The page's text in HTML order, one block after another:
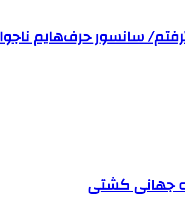
سانسور حرف‌هایم
جهانی کشتی